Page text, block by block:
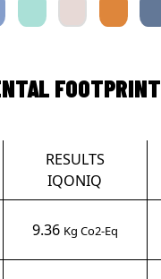
FOOTPRINT
RESULTS
IQONIQ
9.36 Kg Co2-Eq